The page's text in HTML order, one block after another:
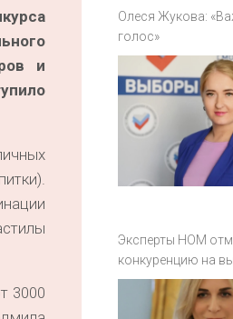
и
3000
Олеся Жукова:
голос»
Эксперты НОМ
конкуренцию на
Смоленской